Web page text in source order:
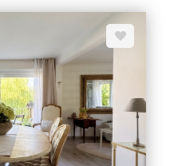
idéale pour les soirées
aménagée et équipée,
trouverez 5 chambres,
salle de bains et une
jardin arboré de plus de 1
Une partie du terrain est
compléter l'ensemble et
recherchez le calme, les
à proximité des villes
services nécessaires ?
Le village est desservi
vers les établissements
école maternelle.